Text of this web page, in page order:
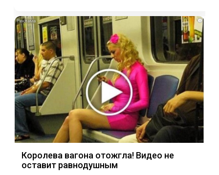
i
Королева вагона отожгла! Видео не
оставит равнодушным